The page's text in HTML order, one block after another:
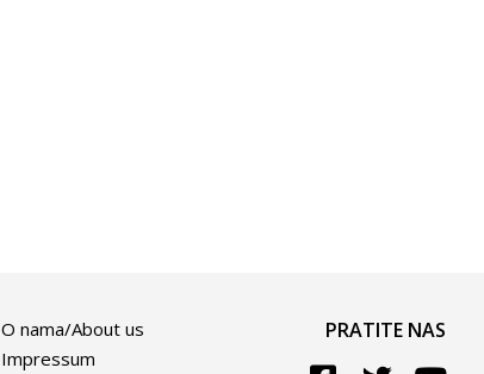
O nama/About us
Impressum
PRATITE NAS